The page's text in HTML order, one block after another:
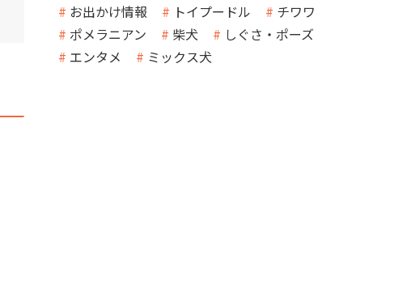
お出かけ情報
トイプードル
チワワ
ポメラニアン
柴犬
しぐさ・ポーズ
エンタメ
ミックス犬